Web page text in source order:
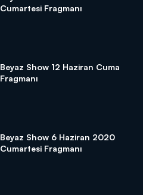
Cumartesi Fragmanı
Beyaz Show 12 Haziran Cuma
Fragmanı
Beyaz Show 6 Haziran 2020
Cumartesi Fragmanı